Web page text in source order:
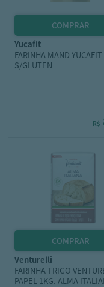
yucafit
FARINHA MAND
S/GLUTEN
R$
venturelli
FARINHA TRIGO
PAPEL 1KG. ALMA